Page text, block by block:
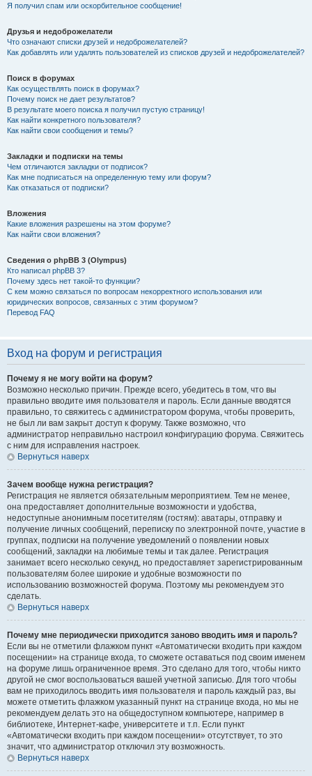
Я получил спам или оскорбительное сообщение!
Друзья и недоброжелатели
Что означают списки друзей и недоброжелателей?
Как добавлять или удалять пользователей из списков друзей и недоброжелателей?
Поиск в форумах
Как осуществлять поиск в форумах?
Почему поиск не дает результатов?
В результате моего поиска я получил пустую страницу!
Как найти конкретного пользователя?
Как найти свои сообщения и темы?
Закладки и подписки на темы
Чем отличаются закладки от подписок?
Как мне подписаться на определенную тему или форум?
Как отказаться от подписки?
Вложения
Какие вложения разрешены на этом форуме?
Как найти свои вложения?
Сведения о phpBB 3 (Olympus)
Кто написал phpBB 3?
Почему здесь нет такой-то функции?
С кем можно связаться по вопросам некорректного использования или
юридических вопросов, связанных с этим форумом?
Перевод FAQ
Вход на форум и регистрация
Почему я не могу войти на форум?
Возможно несколько причин. Прежде всего, убедитесь в том, что вы
правильно вводите имя пользователя и пароль. Если данные вводятся
правильно, то свяжитесь с администратором форума, чтобы проверить,
не был ли вам закрыт доступ к форуму. Также возможно, что
администратор неправильно настроил конфигурацию форума. Свяжитесь
с ним для исправления настроек.
Вернуться наверх
Зачем вообще нужна регистрация?
Регистрация не является обязательным мероприятием. Тем не менее,
она предоставляет дополнительные возможности и удобства,
недоступные анонимным посетителям (гостям): аватары, отправку и
получение личных сообщений, переписку по электронной почте, участие в
группах, подписки на получение уведомлений о появлении новых
сообщений, закладки на любимые темы и так далее. Регистрация
занимает всего несколько секунд, но предоставляет зарегистрированным
пользователям более широкие и удобные возможности по
использованию возможностей форума. Поэтому мы рекомендуем это
сделать.
Вернуться наверх
Почему мне периодически приходится заново вводить имя и пароль?
Если вы не отметили флажком пункт «Автоматически входить при каждом
посещении» на странице входа, то сможете оставаться под своим именем
на форуме лишь ограниченное время. Это сделано для того, чтобы никто
другой не смог воспользоваться вашей учетной записью. Для того чтобы
вам не приходилось вводить имя пользователя и пароль каждый раз, вы
можете отметить флажком указанный пункт на странице входа, но мы не
рекомендуем делать это на общедоступном компьютере, например в
библиотеке, Интернет-кафе, университете и т.п. Если пункт
«Автоматически входить при каждом посещении» отсутствует, то это
значит, что администратор отключил эту возможность.
Вернуться наверх